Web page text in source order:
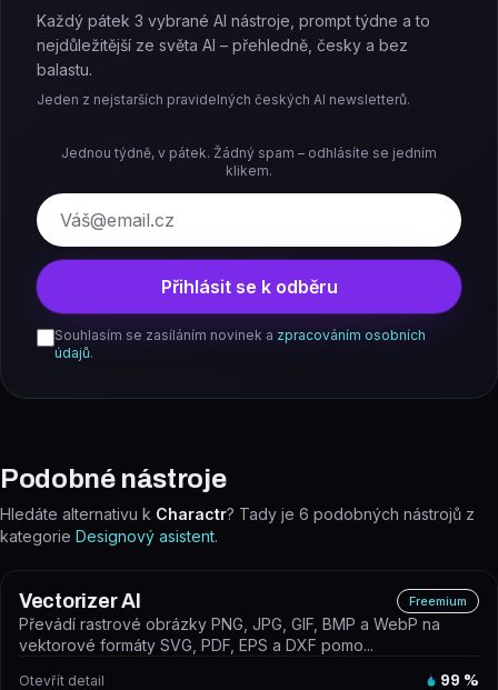
Každý pátek 3 vybrané AI nástroje, prompt týdne a to
nejdůležitější ze světa AI – přehledně, česky a bez
balastu.
Jeden z nejstarších pravidelných českých AI newsletterů.
Jednou týdně, v pátek. Žádný spam – odhlásíte se jedním
klikem.
E-mail
Přihlásit se k odběru
Souhlasím se zasíláním novinek a zpracováním osobních
údajů.
Podobné nástroje
Hledáte alternativu k Charactr? Tady je 6 podobných nástrojů z
kategorie Designový asistent.
Vectorizer AI Freemium
Převádí rastrové obrázky PNG, JPG, GIF, BMP a WebP na
vektorové formáty SVG, PDF, EPS a DXF pomo...
Otevřít detail 99 %